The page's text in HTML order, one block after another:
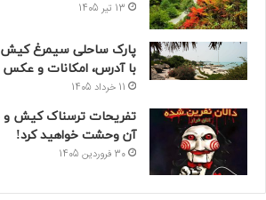
13 تیر 1405
پارک ساحلی سیمرغ کیش
با آدرس، امکانات و عکس
11 خرداد 1405
تفریحات ترسناک کیش و
آن وحشت خواهید کرد!
30 فروردین 1405